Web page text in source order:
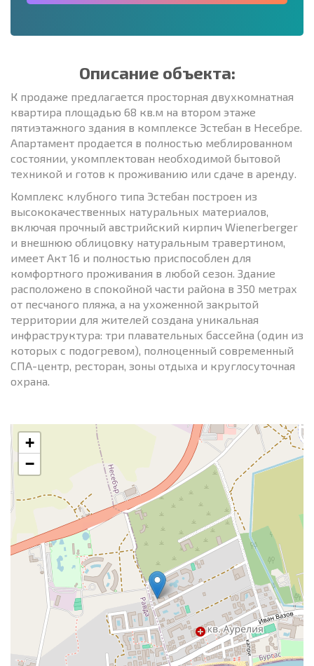
Описание объекта:
К продаже предлагается просторная двухкомнатная
квартира площадью 68 кв.м на втором этаже
пятиэтажного здания в комплексе Эстебан в Несебре.
Апартамент продается в полностью меблированном
состоянии, укомплектован необходимой бытовой
техникой и готов к проживанию или сдаче в аренду.
Комплекс клубного типа Эстебан построен из
высококачественных натуральных материалов,
включая прочный австрийский кирпич Wienerberger
и внешнюю облицовку натуральным травертином,
имеет Акт 16 и полностью приспособлен для
комфортного проживания в любой сезон. Здание
расположено в спокойной части района в 350 метрах
от песчаного пляжа, а на ухоженной закрытой
территории для жителей создана уникальная
инфраструктура: три плавательных бассейна (один из
которых с подогревом), полноценный современный
СПА-центр, ресторан, зоны отдыха и круглосуточная
охрана.
+
−